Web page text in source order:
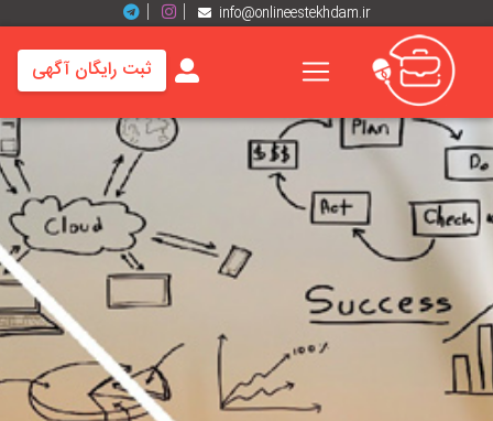
info@onlineestekhdam.ir
خانه
فرصت
های
شغلی
برند
رزومه
ها
ثبت رایگان آگهی